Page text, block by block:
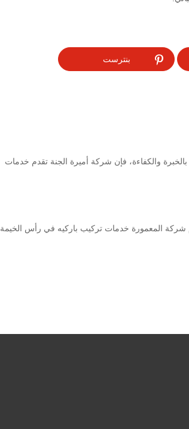
بنترست
والكفاءة، فإن شركة أميرة الجنة تقدم خدمات
المعمورة خدمات تركيب باركيه في رأس الخيمة